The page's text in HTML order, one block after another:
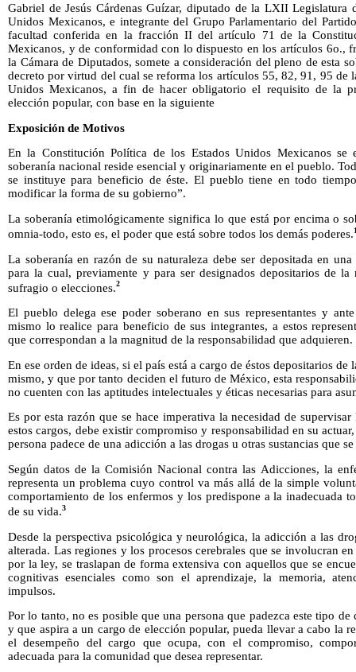
Gabriel de Jesús Cárdenas Guízar, diputado de la LXII Legislatura
Unidos Mexicanos, e integrante del Grupo Parlamentario del
facultad conferida en la fracción II del artículo 71 de la
Mexicanos, y de conformidad con lo dispuesto en los artículos 6o.,
la Cámara de Diputados, somete a consideración del pleno de esta
decreto por virtud del cual se reforma los artículos 55, 82, 91, 95 de
Unidos Mexicanos, a fin de hacer obligatorio el requisito de la
elección popular, con base en la siguiente
Exposición de Motivos
En la Constitución Política de los Estados Unidos Mexicanos
soberanía nacional reside esencial y originariamente en el pueblo.
se instituye para beneficio de éste. El pueblo tiene en todo
modificar la forma de su gobierno”.
La soberanía etimológicamente significa lo que está por encima o
omnia-todo, esto es, el poder que está sobre todos los demás poderes.
La soberanía en razón de su naturaleza debe ser depositada en
para la cual, previamente y para ser designados depositarios de
sufragio o elecciones.2
El pueblo delega ese poder soberano en sus representantes y
mismo lo realice para beneficio de sus integrantes, a estos
que correspondan a la magnitud de la responsabilidad que adquieren.
En ese orden de ideas, si el país está a cargo de éstos depositarios
mismo, y que por tanto deciden el futuro de México, esta
no cuenten con las aptitudes intelectuales y éticas necesarias para
Es por esta razón que se hace imperativa la necesidad de
estos cargos, debe existir compromiso y responsabilidad en su
persona padece de una adicción a las drogas u otras sustancias que
Según datos de la Comisión Nacional contra las Adicciones, la
representa un problema cuyo control va más allá de la simple
comportamiento de los enfermos y los predispone a la inadecuada
de su vida.3
Desde la perspectiva psicológica y neurológica, la adicción a las
alterada. Las regiones y los procesos cerebrales que se involucran
por la ley, se traslapan de forma extensiva con aquellos que se
cognitivas esenciales como son el aprendizaje, la memoria,
impulsos.
Por lo tanto, no es posible que una persona que padezca este tipo
y que aspira a un cargo de elección popular, pueda llevar a cabo la
el desempeño del cargo que ocupa, con el compromiso,
adecuada para la comunidad que desea representar.